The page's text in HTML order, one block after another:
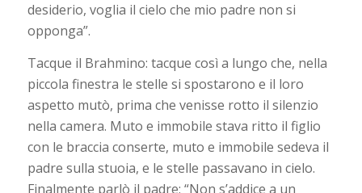
desiderio, voglia il cielo che mio padre non si
opponga”.
Tacque il Brahmino: tacque così a lungo che, nella
piccola finestra le stelle si spostarono e il loro
aspetto mutò, prima che venisse rotto il silenzio
nella camera. Muto e immobile stava ritto il figlio
con le braccia conserte, muto e immobile sedeva il
padre sulla stuoia, e le stelle passavano in cielo.
Finalmente parlò il padre: “Non s’addice a un